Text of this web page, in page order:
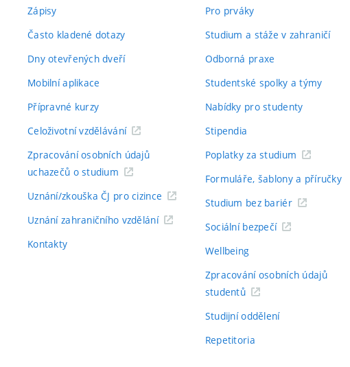
Zápisy
Často kladené dotazy
Dny otevřených dveří
Mobilní aplikace
Přípravné kurzy
Celoživotní vzdělávání
Zpracování osobních údajů
uchazečů o studium
Uznání/zkouška ČJ pro cizince
Uznání zahraničního vzdělání
Kontakty
Pro prváky
Studium a stáže v zahraničí
Odborná praxe
Studentské spolky a týmy
Nabídky pro studenty
Stipendia
Poplatky za studium
Formuláře, šablony a příručky
Studium bez bariér
Sociální bezpečí
Wellbeing
Zpracování osobních údajů
studentů
Studijní oddělení
Repetitoria